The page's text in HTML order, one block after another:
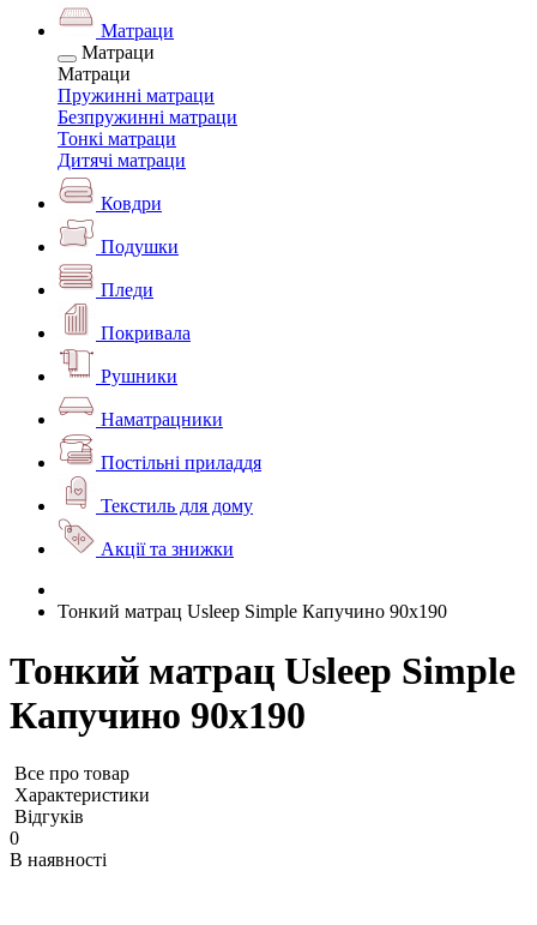
Матраци
Матраци
Матраци
Пружинні матраци
Безпружинні матраци
Тонкі матраци
Дитячі матраци
Ковдри
Подушки
Пледи
Покривала
Рушники
Наматрацники
Постільні приладдя
Текстиль для дому
Акції та знижки
Тонкий матрац Usleep Simple Капучино 90х190
Тонкий матрац Usleep Simple
Капучино 90х190
Все про товар
Характеристики
Відгуків
0
В наявності